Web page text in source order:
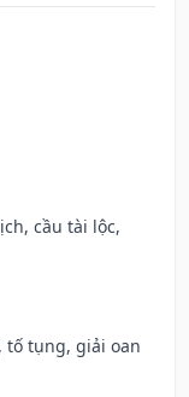
cầu tài lộc,
tố tụng, giải oan